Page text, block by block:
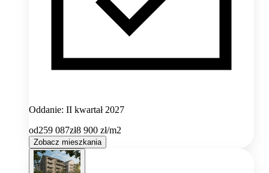
Oddanie: II kwartał 2027
od259 087zł8 900 zł/m2
Zobacz mieszkania